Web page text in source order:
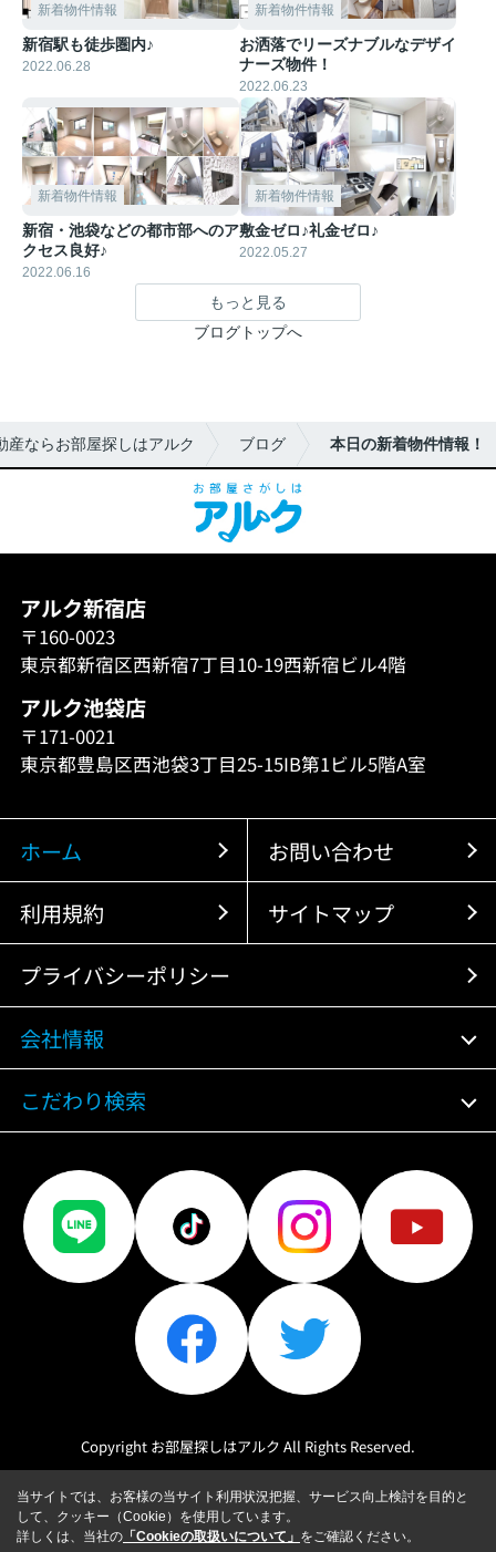
新着物件情報
新宿駅も徒歩圏内♪
2022.06.28
新着物件情報
お洒落でリーズナブルなデザイ
ナーズ物件！
2022.06.23
新着物件情報
新宿・池袋などの都市部へのア
クセス良好♪
2022.06.16
新着物件情報
敷金ゼロ♪礼金ゼロ♪
2022.05.27
もっと見る
ブログトップへ
産ならお部屋探しはアルク ブログ 本日の新着物件情報！
アルク新宿店
〒160-0023
東京都新宿区西新宿7丁目10-19西新宿ビル4階
アルク池袋店
〒171-0021
東京都豊島区西池袋3丁目25-15IB第1ビル5階A室
ホーム お問い合わせ
利用規約 サイトマップ
プライバシーポリシー
会社情報
こだわり検索
Copyright お部屋探しはアルク All Rights Reserved.
当サイトでは、お客様の当サイト利用状況把握、サービス向上検討を目的と
して、クッキー（Cookie）を使用しています。
詳しくは、当社の 「Cookieの取扱いについて」 をご確認ください。